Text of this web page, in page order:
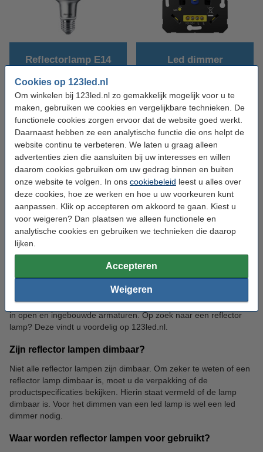
Cookies op 123led.nl
Om winkelen bij 123led.nl zo gemakkelijk mogelijk voor u te
maken, gebruiken we cookies en vergelijkbare technieken. De
functionele cookies zorgen ervoor dat de website goed werkt.
Daarnaast hebben ze een analytische functie die ons helpt de
website continu te verbeteren. We laten u graag alleen
advertenties zien die aansluiten bij uw interesses en willen
daarom cookies gebruiken om uw gedrag binnen en buiten
onze website te volgen. In ons cookiebeleid leest u alles over
deze cookies, hoe ze werken en hoe u uw voorkeuren kunt
aanpassen. Klik op accepteren om akkoord te gaan. Kiest u
voor weigeren? Dan plaatsen we alleen functionele en
analytische cookies en gebruiken we technieken die daarop
lijken.
Accepteren
Weigeren
Reflectorlamp E14 Led dimmer
Led-spots
Veelgestelde vragen
Wat doet een reflector lamp?
Een reflector lamp is een lamp met een schroeffitting (E27 of
E14) die voor directioneel licht en dus een maximale
lichtopbrengst in één richting zorgt. Dit maakt de lamp ideaal voor
in open en ingebouwde armaturen. Op zoek naar een reflector
lamp? Deze vindt u voordelig op 123led.nl.
Zijn reflector lampen dimbaar?
Niet alle reflector lampen zijn dimbaar. Om zeker te weten of een
reflector lamp dimbaar is, moet u de verpakking of de
productspecificaties bekijken. Hierin staat vermeld of de lamp
dimbaar is. Voor het dimmen van een led lamp is wel een led
dimmer nodig.
Waar worden reflector lampen voor gebruikt?